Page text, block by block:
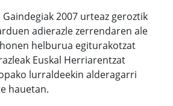
2007 urteaz geroztik
adierazle zerrendaren ale
helburua egiturakotzat
Euskal Herriarentzat
lurraldeekin alderagarri
hauetan.